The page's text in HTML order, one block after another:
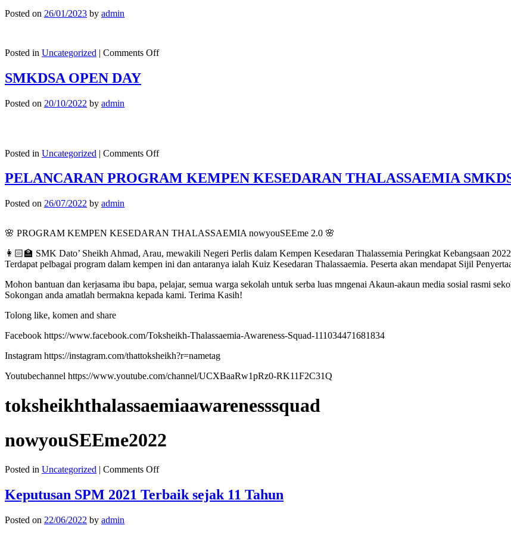
Posted on 26/01/2023 by admin
Posted in Uncategorized | Comments Offon
SMKDSA OPEN DAY
Posted on 20/10/2022 by admin
Posted in Uncategorized | Comments Offon
OPEN
DAY
PELANCARAN PROGRAM KEMPEN KESEDARAN THALASSAEMIA
Posted on 26/07/2022 by admin
🌸 PROGRAM KEMPEN KESEDARAN THALASSAEMIA nowyouSEEme 2.0 🌸
👩🏻‍🏫 SMK Dato’ Sheikh Ahmad, Arau, mewakili Negeri Perlis dalam Kempen Kesedaran Thalassemia Peringkat Kebangsaan
Terdapat pelbagai program dalam kempen ini dan antaranya ialah Kuiz Kesedaran Thalassaemia. Peserta akan mendapat Sijil
Mohon bantuan dan kerjasama ibu bapa, pelajar, semua warga sekolah untuk serba luas mngenai Akaun-akaun media sosial rasmi
Sokongan anda amatlah bermakna kepada kami. Terima Kasih!
Tolong like, komen and share
Facebook https://www.facebook.com/Toksheikh-Thalassaemia-Awareness-Squad-111034471681834
Instagram https://instagram.com/thattoksheikh?r=nametag
Youtubechannel https://www.youtube.com/channel/UCXBaaRw1pRz0-RK11F2C31Q
toksheikhthalassaemiaawarenesssquad
nowyouSEEme2022
Posted in Uncategorized | Comments Offon
PROGRAM
KEMPEN
Keputusan SPM 2021 Terbaik sejak 11 Tahun
Posted on 22/06/2022 by admin